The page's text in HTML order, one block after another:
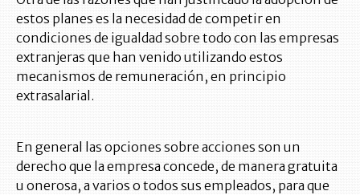
estos planes es la necesidad de competir en
condiciones de igualdad sobre todo con las empresas
extranjeras que han venido utilizando estos
mecanismos de remuneración, en principio
extrasalarial.
En general las opciones sobre acciones son un
derecho que la empresa concede, de manera gratuita
u onerosa, a varios o todos sus empleados, para que